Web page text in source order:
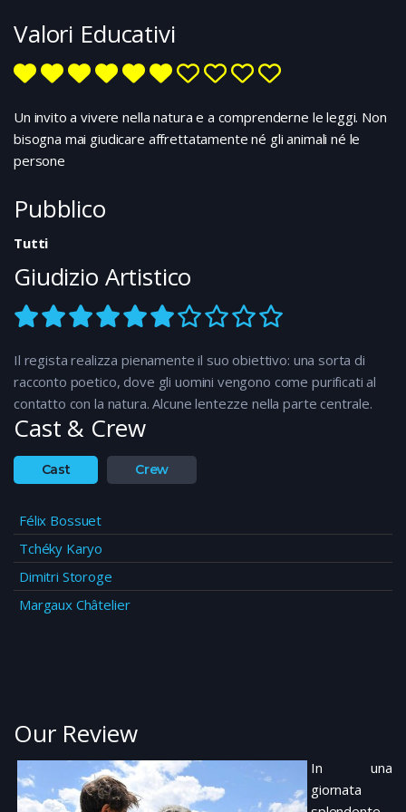
separarsi dal nonno. E mentre i neosposi sono via per
in paese: è proprietario di Belle e vuole avere indietro il
cane e i suoi cuccioli. Sébastien e suo nonno si
proteggere i suoi cani. E quando Joseph sembrerà
avere la meglio, l’aiuto inatteso di nuovi personaggi
Valori Educativi
Un invito a vivere nella natura e a comprenderne le leggi. Non
bisogna mai giudicare affrettatamente né gli animali né le
persone
Pubblico
Tutti
Giudizio Artistico
Il regista realizza pienamente il suo obiettivo: una sorta di
racconto poetico, dove gli uomini vengono come purificati al
contatto con la natura. Alcune lentezze nella parte centrale.
Cast & Crew
Cast Crew
Félix Bossuet
Tchéky Karyo
Dimitri Storoge
Margaux Châtelier
Our Review
In una
giornata